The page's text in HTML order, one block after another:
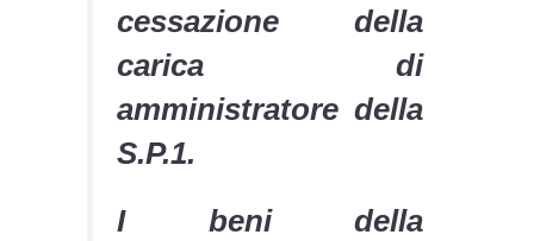
cessazione della
carica di
amministratore della
S.P.1.
I beni della